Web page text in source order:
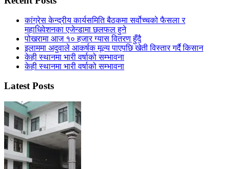
कांग्रेस केन्द्रीय कार्यसमिति बैठकमा सर्वोच्चको फैसला र
महाधिवेशनका एजेन्डामा छलफल हुने
पोखरामा आज १० हजार ग्यास वितरण हुँदै
इलाममा अदुवाले आकर्षक मूल्य पाएपछि खेती विस्तार गर्दै किसान
केही स्थानमा भारी वर्षाको सम्भावना
केही स्थानमा भारी वर्षाको सम्भावना
Latest Posts